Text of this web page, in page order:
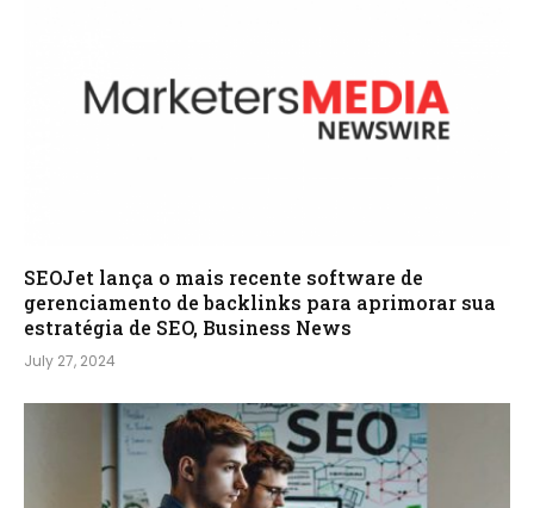
SEOJet lança o mais recente software de
gerenciamento de backlinks para aprimorar sua
estratégia de SEO, Business News
July 27, 2024